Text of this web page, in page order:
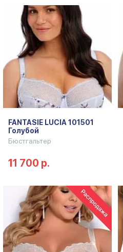
FANTASIE LUCIA 101501
Голубой
Бюстгальтер
11 700 р.